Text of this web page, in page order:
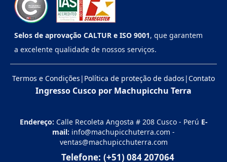
Selos de aprovação CALTUR e ISO 9001, que garantem
a excelente qualidade de nossos serviços.
Termos e Condições | Política de proteção de dados |Contato
Ingresso Cusco por Machupicchu Terra
Endereço: Calle Recoleta Angosta # 208 Cusco - Perú E-
mail: info@machupicchuterra.com -
ventas@machupicchuterra.com
Telefone: (+51) 084 207064